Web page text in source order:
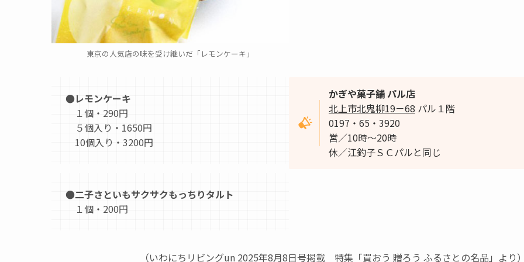
東京の人気店の味を受け継いだ「レモンケーキ」
●レモンケーキ
１個・290円
５個入り・1650円
10個入り・3200円
●二子さといもサクサクもっちりタルト
１個・200円
かぎや菓子舗 パル店
北上市北鬼柳19－68 パル１階
0197・65・3920
営／10時～20時
休／江釣子ＳＣパルと同じ
（いわにちリビングun 2025年8月8日号掲載 特集「買おう 贈ろう ふるさとの名品」より